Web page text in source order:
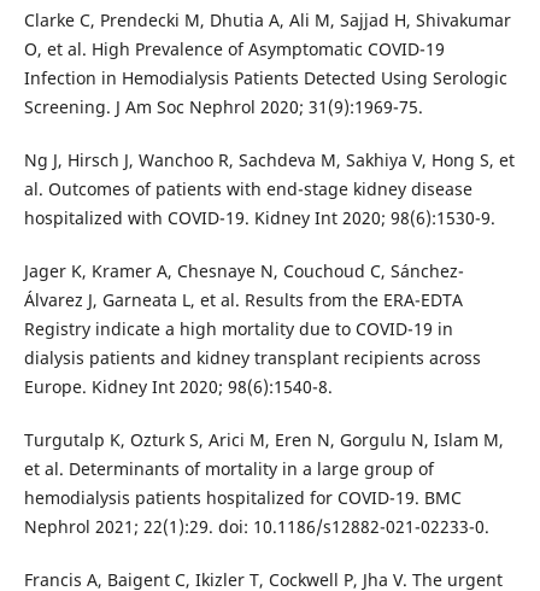
Clarke C, Prendecki M, Dhutia A, Ali M, Sajjad H, Shivakumar
O, et al. High Prevalence of Asymptomatic COVID-19
Infection in Hemodialysis Patients Detected Using Serologic
Screening. J Am Soc Nephrol 2020; 31(9):1969-75.
Ng J, Hirsch J, Wanchoo R, Sachdeva M, Sakhiya V, Hong S, et
al. Outcomes of patients with end-stage kidney disease
hospitalized with COVID-19. Kidney Int 2020; 98(6):1530-9.
Jager K, Kramer A, Chesnaye N, Couchoud C, Sánchez-
Álvarez J, Garneata L, et al. Results from the ERA-EDTA
Registry indicate a high mortality due to COVID-19 in
dialysis patients and kidney transplant recipients across
Europe. Kidney Int 2020; 98(6):1540-8.
Turgutalp K, Ozturk S, Arici M, Eren N, Gorgulu N, Islam M,
et al. Determinants of mortality in a large group of
hemodialysis patients hospitalized for COVID-19. BMC
Nephrol 2021; 22(1):29. doi: 10.1186/s12882-021-02233-0.
Francis A, Baigent C, Ikizler T, Cockwell P, Jha V. The urgent